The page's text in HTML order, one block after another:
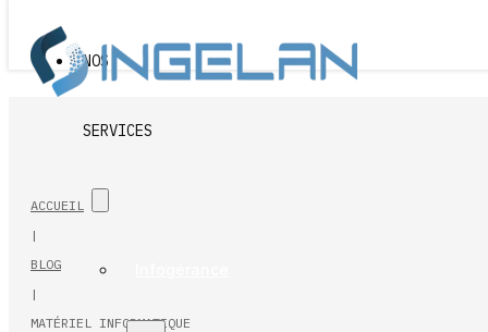
NOS
SERVICES
ACCUEIL
|
BLOG
|
MATÉRIEL INFORMATIQUE